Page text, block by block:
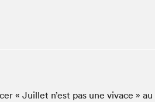
Le Salon dans ta classe
« Juil­let n’est pas une vivace » au